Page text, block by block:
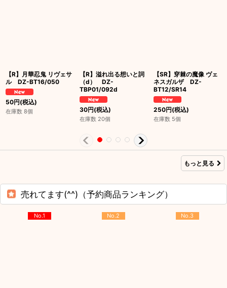
【R】月華忍鬼 リヴェサ
ル DZ-BT16/050
50円(税込)
在庫数 8個
【R】溢れ出る想いと詞
（d） DZ-
TBP01/092d
30円(税込)
在庫数 20個
【SR】穿棘の魔像 ヴェ
ネスガルザ DZ-
BT12/SR14
250円(税込)
在庫数 5個
もっと見る
売れてます(^^)（予約商品ランキング）
No.1 No.2 No.3